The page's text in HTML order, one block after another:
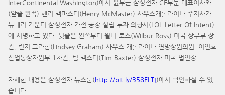
InterContinental Washington)에서 윤부근 삼성전자 CE부문 대표이사와
(앞줄 왼쪽) 헨리 맥마스터(Henry McMaster) 사우스캐롤라이나 주지사가
뉴베리 카운티 삼성전자 가전 공장 설립 투자 의향서(LOI: Letter Of Intent)
에 서명하고 있다. 뒷줄은 왼쪽부터 윌버 로스(Wilbur Ross) 미국 상무부 장
관, 린지 그라함(Lindsey Graham) 사우스 캐롤라이나 연방상원의원. 이인호
산업통상자원부 1차관, 팀 백스터(Tim Baxter) 삼성전자 미국 법인장
자세한 내용은 삼성전자 뉴스룸(http://bit.ly/358ELTj)에서 확인하실 수 있
습니다.